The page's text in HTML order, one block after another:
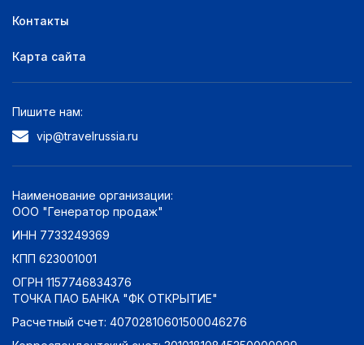
Контакты
Карта сайта
Пишите нам:
vip@travelrussia.ru
Наименование организации:
ООО "Генератор продаж"
ИНН 7733249369
КПП 623001001
ОГРН 1157746834376
ТОЧКА ПАО БАНКА "ФК ОТКРЫТИЕ"
Расчетный счет: 40702810601500046276